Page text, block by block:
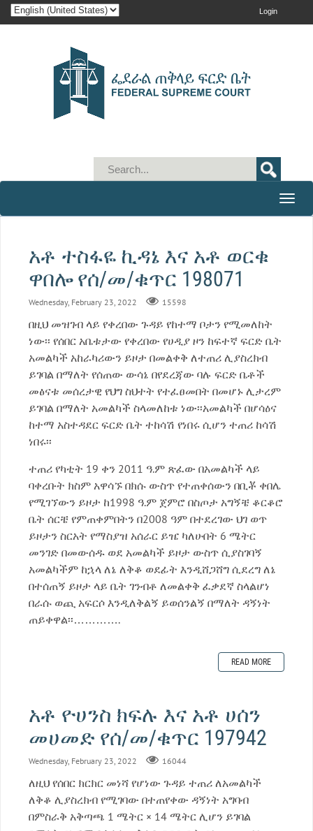
Login
Toggle
አቶ ተስፋዬ ኪዳኔ እና አቶ ወርቁ
ዋበሎ የሰ/መ/ቁጥር 198071
Wednesday, February 23, 2022 15598
በዚህ መዝገብ ላይ የቀረበው ጉዳይ የከተማ ቦታን የሚመለከት
ነው፡፡ የሰበር አቤቱታው የቀረበው የሀዲያ ዞን ከፍተኛ ፍርድ ቤት
አመልካች አከራካሪውን ይዞታ በመልቀቅ ለተጠሪ ሊያስረክብ
ይገባል በማለት የሰጠው ውሳኔ በየደረጃው ባሉ ፍርድ ቤቶች
መፅናቱ መሰረታዊ የህግ ስህተት የተፈፀመበት በመሆኑ ሊታረም
ይገባል በማለት አመልካች ስላመለከቱ ነው፡፡አመልካች በሆሳዕና
ከተማ አስተዳደር ፍርድ ቤት ተከሳሽ የነበሩ ሲሆን ተጠሪ ከሳሽ
ነበሩ፡፡
ተጠሪ የካቲት 19 ቀን 2011 ዓ.ም ጽፈው በአመልካች ላይ
ባቀረቡት ክስም አዋሳኙ በክሱ ውስጥ የተጠቀሰውን በቢቾ ቀበሌ
የሚገኘውን ይዞታ ከ1998 ዓ.ም ጀምሮ በስጦታ አግኝቼ ቆርቆሮ
ቤት ሰርቼ የምጠቀምበትን በ2008 ዓም በተደረገው ህገ ወጥ
ይዞታን ስርአት የማስያዝ አሰራር ይዤ ካለሁበት 6 ሜትር
መንገድ በመውሰዱ ወደ አመልካች ይዞታ ውስጥ ሲያስገባኝ
አመልካችም ከኋላ ለኔ ለቅቆ ወደፊት እንዲሸጋሸግ ሲደረግ ለኔ
በተሰጠኝ ይዞታ ላይ ቤት ገንብቶ ለመልቀቅ ፈቃደኛ ስላልሆነ
በራሱ ወጪ አፍርሶ እንዲለቅልኝ ይወሰንልኝ በማለት ዳኝነት
ጠይቀዋል፡፡………….
READ MORE
አቶ ዮሀንስ ክፍሉ እና አቶ ሀሰን
መሀመድ የሰ/መ/ቁጥር 197942
Wednesday, February 23, 2022 16044
ለዚህ የሰበር ክርክር መነሻ የሆነው ጉዳይ ተጠሪ ለአመልካች
ለቅቆ ሊያስረክብ የሚገባው በተጠየቀው ዳኝነት አግባብ
በምስራቅ አቅጣጫ 1 ሜትር × 14 ሜትር ሊሆን ይገባል